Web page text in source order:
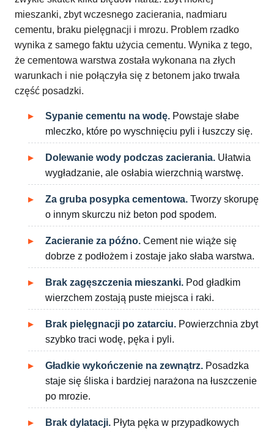
mieszanki, zbyt wczesnego zacierania, nadmiaru
cementu, braku pielęgnacji i mrozu. Problem rzadko
wynika z samego faktu użycia cementu. Wynika z tego,
że cementowa warstwa została wykonana na złych
warunkach i nie połączyła się z betonem jako trwała
część posadzki.
Sypanie cementu na wodę. Powstaje słabe
mleczko, które po wyschnięciu pyli i łuszczy się.
Dolewanie wody podczas zacierania. Ułatwia
wygładzanie, ale osłabia wierzchnią warstwę.
Za gruba posypka cementowa. Tworzy skorupę
o innym skurczu niż beton pod spodem.
Zacieranie za późno. Cement nie wiąże się
dobrze z podłożem i zostaje jako słaba warstwa.
Brak zagęszczenia mieszanki. Pod gładkim
wierzchem zostają puste miejsca i raki.
Brak pielęgnacji po zatarciu. Powierzchnia zbyt
szybko traci wodę, pęka i pyli.
Gładkie wykończenie na zewnątrz. Posadzka
staje się śliska i bardziej narażona na łuszczenie
po mrozie.
Brak dylatacji. Płyta pęka w przypadkowych